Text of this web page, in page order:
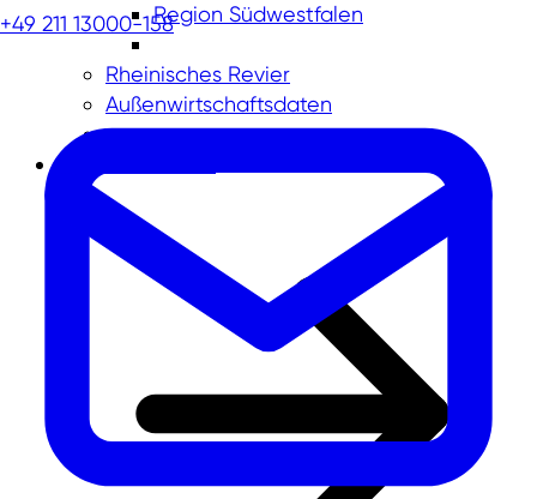
Region Südwestfalen
Rheinisches Revier
Außenwirtschaftsdaten
Zukunftsthemen
+49 211 13000-158